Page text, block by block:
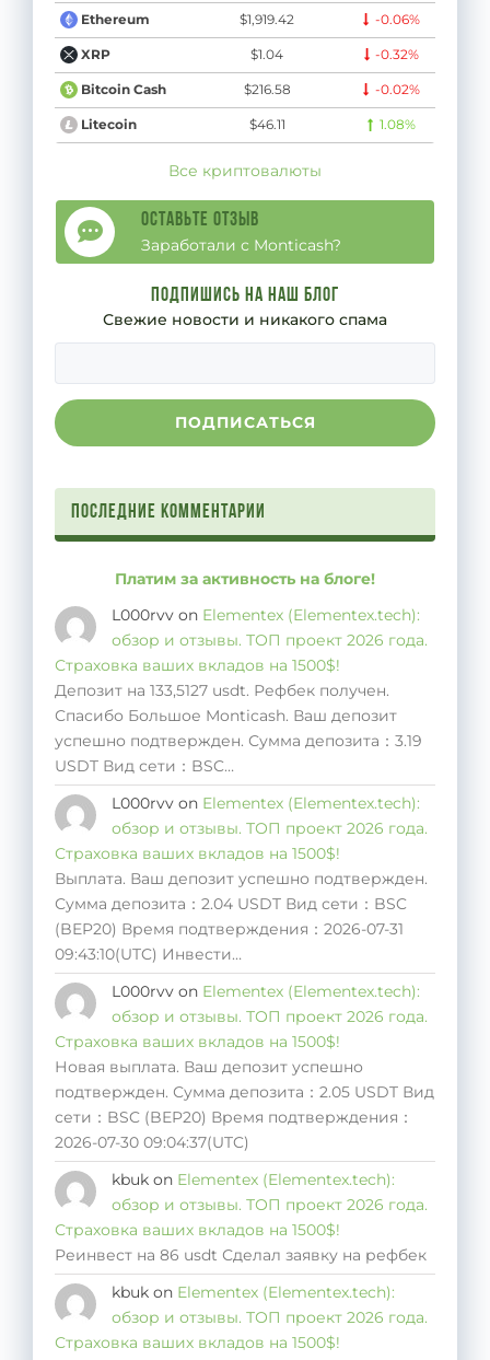
Ethereum $1,919.42 -0.06%
XRP $1.04 -0.32%
Bitcoin Cash $216.58 -0.02%
Litecoin $46.11 1.08%
Все криптовалюты
Оставьте отзыв
Заработали с Monticash?
Подпишись на наш блог
Свежие новости и никакого спама
Последние комментарии
Платим за активность на блоге!
L000rvv on Elementex (Elementex.tech):
обзор и отзывы. ТОП проект 2026 года.
Страховка ваших вкладов на 1500$!
Депозит на 133,5127 usdt. Рефбек получен.
Спасибо Большое Monticash. Ваш депозит
успешно подтвержден. Сумма депозита：3.19
USDT Вид сети：BSC…
L000rvv on Elementex (Elementex.tech):
обзор и отзывы. ТОП проект 2026 года.
Страховка ваших вкладов на 1500$!
Выплата. Ваш депозит успешно подтвержден.
Сумма депозита：2.04 USDT Вид сети：BSC
(BEP20) Время подтверждения：2026-07-31
09:43:10(UTC) Инвести…
L000rvv on Elementex (Elementex.tech):
обзор и отзывы. ТОП проект 2026 года.
Страховка ваших вкладов на 1500$!
Новая выплата. Ваш депозит успешно
подтвержден. Сумма депозита：2.05 USDT Вид
сети：BSC (BEP20) Время подтверждения：
2026-07-30 09:04:37(UTC)
kbuk on Elementex (Elementex.tech):
обзор и отзывы. ТОП проект 2026 года.
Страховка ваших вкладов на 1500$!
Реинвест на 86 usdt Сделал заявку на рефбек
kbuk on Elementex (Elementex.tech):
обзор и отзывы. ТОП проект 2026 года.
Страховка ваших вкладов на 1500$!